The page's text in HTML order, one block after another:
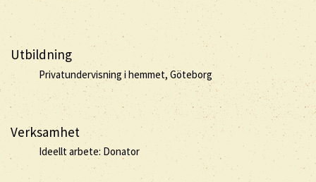
Utbildning
Privatundervisning i hemmet, Göteborg
Verksamhet
Ideellt arbete: Donator